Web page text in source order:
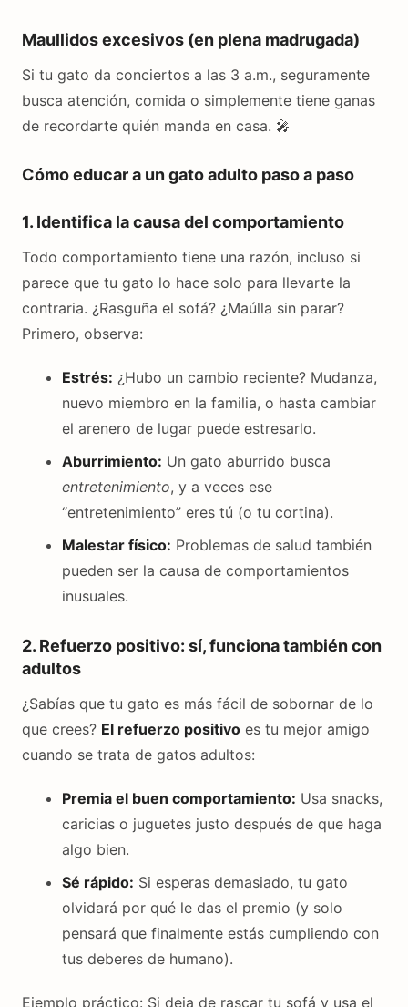
Maullidos excesivos (en plena madrugada)
Si tu gato da conciertos a las 3 a.m., seguramente
busca atención, comida o simplemente tiene ganas
de recordarte quién manda en casa. 🎤
Cómo educar a un gato adulto paso a paso
1. Identifica la causa del comportamiento
Todo comportamiento tiene una razón, incluso si
parece que tu gato lo hace solo para llevarte la
contraria. ¿Rasguña el sofá? ¿Maúlla sin parar?
Primero, observa:
Estrés: ¿Hubo un cambio reciente? Mudanza,
nuevo miembro en la familia, o hasta cambiar
el arenero de lugar puede estresarlo.
Aburrimiento: Un gato aburrido busca
entretenimiento, y a veces ese
“entretenimiento” eres tú (o tu cortina).
Malestar físico: Problemas de salud también
pueden ser la causa de comportamientos
inusuales.
2. Refuerzo positivo: sí, funciona también con
adultos
¿Sabías que tu gato es más fácil de sobornar de lo
que crees? El refuerzo positivo es tu mejor amigo
cuando se trata de gatos adultos:
Premia el buen comportamiento: Usa snacks,
caricias o juguetes justo después de que haga
algo bien.
Sé rápido: Si esperas demasiado, tu gato
olvidará por qué le das el premio (y solo
pensará que finalmente estás cumpliendo con
tus deberes de humano).
Ejemplo práctico: Si deja de rascar tu sofá y usa el